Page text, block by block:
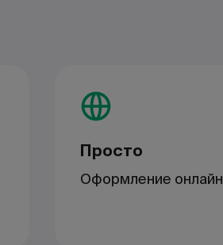
Просто
Оформление онлайн